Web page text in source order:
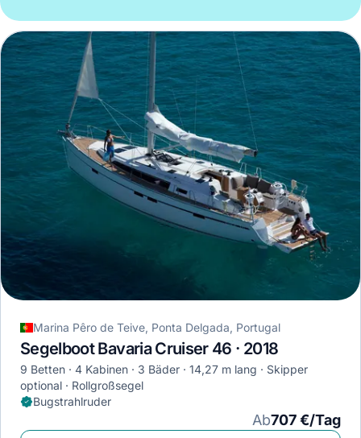
Marina Pêro de Teive, Ponta Delgada, Portugal
Segelboot Bavaria Cruiser 46 · 2018
9 Betten 4 Kabinen 3 Bäder 14,27 m lang
Skipper
optional
Rollgroßsegel
Bugstrahlruder
Ab707 €/Tag